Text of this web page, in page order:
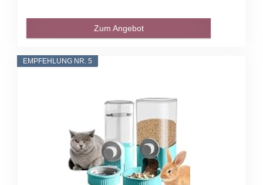
Zum Angebot
EMPFEHLUNG NR. 5